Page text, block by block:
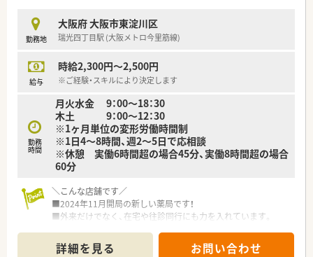
勤務地
大阪府 大阪市東淀川区
瑞光四丁目駅 (大阪メトロ今里筋線)
給与
時給2,300円～2,500円
※ご経験・スキルにより決定します
勤務
時間
月火水金 9：00～18：30
木土 9：00～12：30
※1ヶ月単位の変形労働時間制
※1日4～8時間、週2～5日で応相談
※休憩 実働6時間超の場合45分、実働8時間超の場合
60分
＼こんな店舗です／
■2024年11月開局の新しい薬局です！
■外来だけでなく、在宅や往診同行にも力を入れています。
■最新の調剤機器やICTを導入している薬局です
詳細を見る お問い合わせ